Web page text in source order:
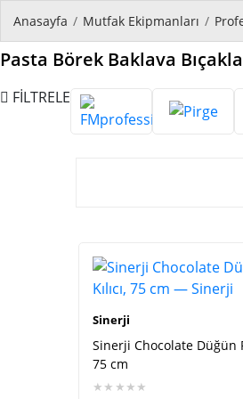
Anasayfa / Mutfak Ekipmanları /
Pasta Börek Baklava
FİLTRELE
Ürün listesi
Sinerji
Sinerji Chocolate Düğün
75 cm
★★★★★